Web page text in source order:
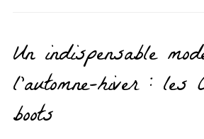
Un indispensable
l’automne-hiver : les
boots